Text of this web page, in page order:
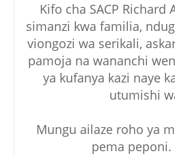
Kifo cha SACP Richard
simanzi kwa familia,
viongozi wa serikali,
pamoja na wananchi
ya kufanya kazi naye
utumishi
Mungu ailaze roho ya
pema peponi.